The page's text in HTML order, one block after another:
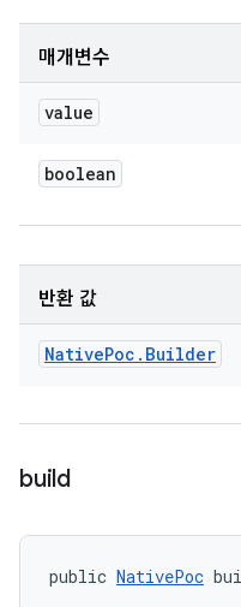
매개변수
value
boolean
반환 값
NativePoc . Builder
build
public NativePoc